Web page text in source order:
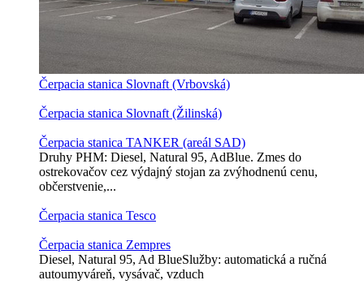
Čerpacia stanica Slovnaft (Vrbovská)
Čerpacia stanica Slovnaft (Žilinská)
Čerpacia stanica TANKER (areál SAD)
Druhy PHM: Diesel, Natural 95, AdBlue. Zmes do
ostrekovačov cez výdajný stojan za zvýhodnenú cenu,
občerstvenie,...
Čerpacia stanica Tesco
Čerpacia stanica Zempres
Diesel, Natural 95, Ad BlueSlužby: automatická a ručná
autoumyváreň, vysávač, vzduch